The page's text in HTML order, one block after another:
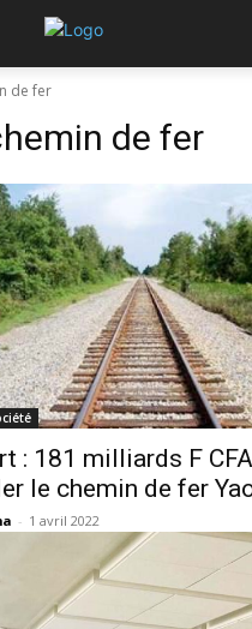
de fer
de fer
: 181 milliards F
le chemin de fer
- 1 avril 2022